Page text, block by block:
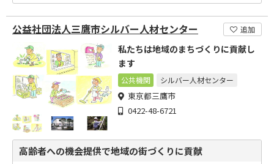
公益社団法人三鷹市シルバー人材センター 追加
私たちは地域のまちづくりに貢献し
ます
公共機関 シルバー人材センター
東京都三鷹市
0422-48-6721
高齢者への機会提供で地域の街づくりに貢献